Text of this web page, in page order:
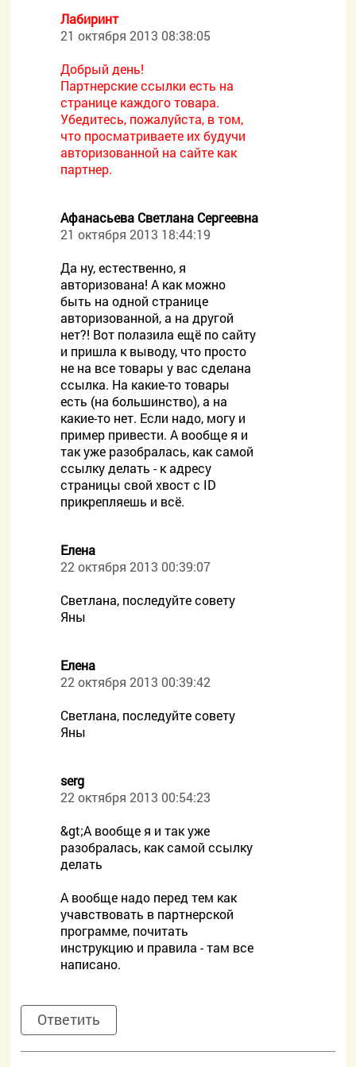
Лабиринт
21 октября 2013 08:38:05
Добрый день!
Партнерские ссылки есть на
странице каждого товара.
Убедитесь, пожалуйста, в том,
что просматриваете их будучи
авторизованной на сайте как
партнер.
Афанасьева Светлана Сергеевна
21 октября 2013 18:44:19
Да ну, естественно, я
авторизована! А как можно
быть на одной странице
авторизованной, а на другой
нет?! Вот полазила ещё по сайту
и пришла к выводу, что просто
не на все товары у вас сделана
ссылка. На какие-то товары
есть (на большинство), а на
какие-то нет. Если надо, могу и
пример привести. А вообще я и
так уже разобралась, как самой
ссылку делать - к адресу
страницы свой хвост с ID
прикрепляешь и всё.
Елена
22 октября 2013 00:39:07
Светлана, последуйте совету
Яны
Елена
22 октября 2013 00:39:42
Светлана, последуйте совету
Яны
serg
22 октября 2013 00:54:23
&gt;А вообще я и так уже
разобралась, как самой ссылку
делать
А вообще надо перед тем как
учавствовать в партнерской
программе, почитать
инструкцию и правила - там все
написано.
Ответить